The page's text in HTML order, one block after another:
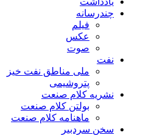
چندرسانه
فیلم
عکس
صوت
نفت
ملی مناطق نفت خیز
پتروشیمی
نشریه کلام صنعت
بولتن کلام صنعت
ماهنامه کلام صنعت
سخن سردبیر